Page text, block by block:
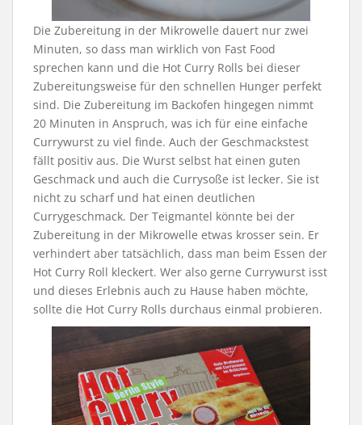
Die Zubereitung in der Mikrowelle dauert nur zwei
Minuten, so dass man wirklich von Fast Food
sprechen kann und die Hot Curry Rolls bei dieser
Zubereitungsweise für den schnellen Hunger perfekt
sind. Die Zubereitung im Backofen hingegen nimmt
20 Minuten in Anspruch, was ich für eine einfache
Currywurst zu viel finde. Auch der Geschmackstest
fällt positiv aus. Die Wurst selbst hat einen guten
Geschmack und auch die Currysoße ist lecker. Sie ist
nicht zu scharf und hat einen deutlichen
Currygeschmack. Der Teigmantel könnte bei der
Zubereitung in der Mikrowelle etwas krosser sein. Er
verhindert aber tatsächlich, dass man beim Essen der
Hot Curry Roll kleckert. Wer also gerne Currywurst isst
und dieses Erlebnis auch zu Hause haben möchte,
sollte die Hot Curry Rolls durchaus einmal probieren.